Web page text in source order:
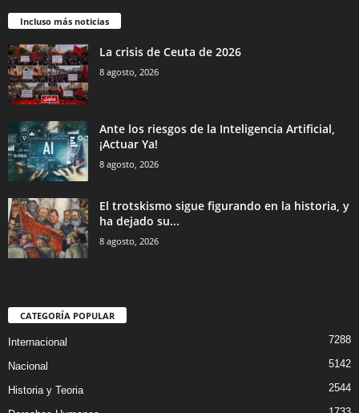
Incluso más noticias
La crisis de Ceuta de 2026
8 agosto, 2026
Ante los riesgos de la Inteligencia Artificial,
¡Actuar Ya!
8 agosto, 2026
El trotskismo sigue figurando en la historia, y
ha dejado su...
8 agosto, 2026
CATEGORÍA POPULAR
Internacional 7288
Nacional 5142
Historia y Teoria 2544